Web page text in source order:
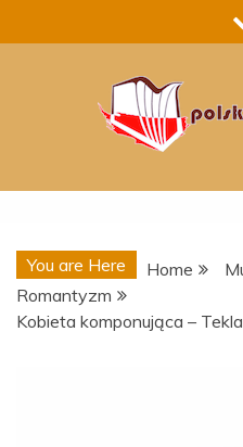
to
You are Here Home
Romantyzm
Kobieta komponująca –